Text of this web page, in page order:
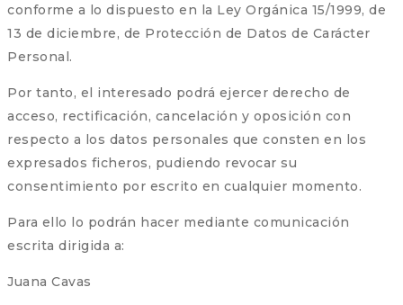
conforme a lo dispuesto en la Ley Orgánica 15/1999, de
13 de diciembre, de Protección de Datos de Carácter
Personal.
Por tanto, el interesado podrá ejercer derecho de
acceso, rectificación, cancelación y oposición con
respecto a los datos personales que consten en los
expresados ficheros, pudiendo revocar su
consentimiento por escrito en cualquier momento.
Para ello lo podrán hacer mediante comunicación
escrita dirigida a:
Juana Cavas